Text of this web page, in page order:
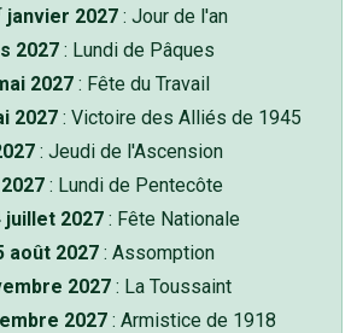
janvier 2027 : Jour de l'an
2027 : Lundi de Pâques
2027 : Fête du Travail
2027 : Victoire des Alliés de 1945
: Jeudi de l'Ascension
: Lundi de Pentecôte
2027 : Fête Nationale
août 2027 : Assomption
2027 : La Toussaint
2027 : Armistice de 1918